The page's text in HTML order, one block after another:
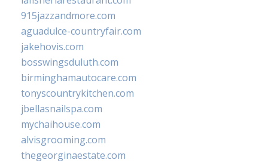
915jazzandmore.com
aguadulce-countryfair.com
jakehovis.com
bosswingsduluth.com
birminghamautocare.com
tonyscountrykitchen.com
jbellasnailspa.com
mychaihouse.com
alvisgrooming.com
thegeorginaestate.com